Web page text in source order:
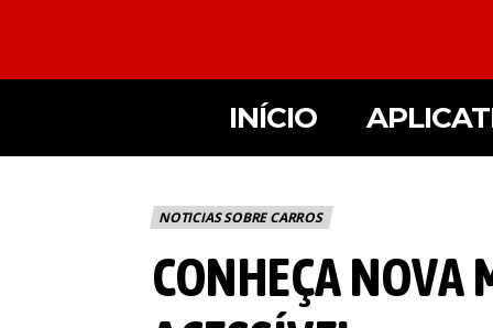
INÍCIO
NOTICIAS SOBRE CARROS
CONHEÇA NOVA